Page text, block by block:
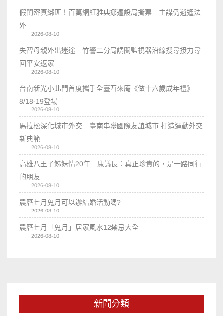
假閨密真綁匪！百萬網紅雅典娜遭設局撕票 主謀仍逍遙法
外
2026-08-10
失智母親外出迷途 竹警二分局調閱監視器沿線搜尋接力尋
回平安返家
2026-08-10
台南新光小北門首度攜手全臺西來庵《做十六歲成年禮》
8/18-19登場
2026-08-10
馬拉松深化城市外交 臺南串聯國際友誼城市 打造運動外交
新典範
2026-08-10
高雄八王子姊妹情20年 康議長：真正珍貴的，是一路同行
的朋友
2026-08-10
農曆七月鬼月可以辦結婚活動嗎?
2026-08-10
農曆七月「鬼月」居家風水12禁忌大全
2026-08-10
新聞分類